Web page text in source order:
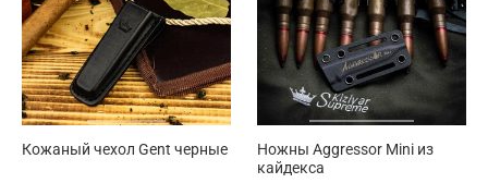
Кожаный чехол Gent черные
Ножны Aggressor Mini из
кайдекса